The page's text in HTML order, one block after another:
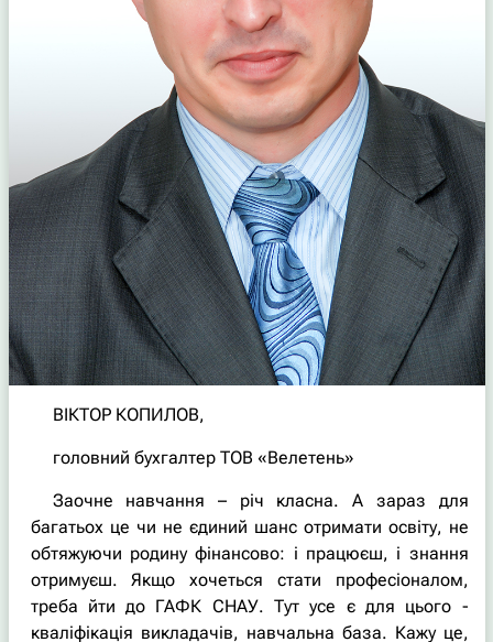
ВІКТОР КОПИЛОВ,
головний бухгалтер ТОВ «Велетень»
Заочне навчання – річ класна. А зараз для
багатьох це чи не єдиний шанс отримати освіту, не
обтяжуючи родину фінансово: і працюєш, і знання
отримуєш. Якщо хочеться стати професіоналом,
треба йти до ГАФК СНАУ. Тут усе є для цього -
кваліфікація викладачів, навчальна база. Кажу це,